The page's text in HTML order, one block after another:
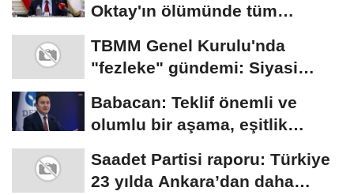
Oktay'ın ölümünde tüm
TBMM Genel Kurulu'nda
"fezleke" gündemi: Siyasi
Babacan: Teklif önemli ve
olumlu bir aşama, eşitlik
Saadet Partisi raporu: Türkiye
23 yılda Ankara’dan daha